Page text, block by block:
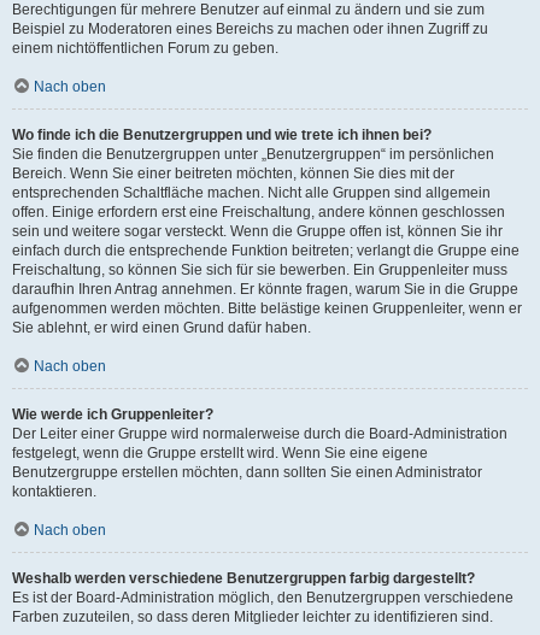
Berechtigungen für mehrere Benutzer auf einmal zu ändern und sie zum
Beispiel zu Moderatoren eines Bereichs zu machen oder ihnen Zugriff zu
einem nichtöffentlichen Forum zu geben.
Nach oben
Wo finde ich die Benutzergruppen und wie trete ich ihnen bei?
Sie finden die Benutzergruppen unter „Benutzergruppen“ im persönlichen
Bereich. Wenn Sie einer beitreten möchten, können Sie dies mit der
entsprechenden Schaltfläche machen. Nicht alle Gruppen sind allgemein
offen. Einige erfordern erst eine Freischaltung, andere können geschlossen
sein und weitere sogar versteckt. Wenn die Gruppe offen ist, können Sie ihr
einfach durch die entsprechende Funktion beitreten; verlangt die Gruppe eine
Freischaltung, so können Sie sich für sie bewerben. Ein Gruppenleiter muss
daraufhin Ihren Antrag annehmen. Er könnte fragen, warum Sie in die Gruppe
aufgenommen werden möchten. Bitte belästige keinen Gruppenleiter, wenn er
Sie ablehnt, er wird einen Grund dafür haben.
Nach oben
Wie werde ich Gruppenleiter?
Der Leiter einer Gruppe wird normalerweise durch die Board-Administration
festgelegt, wenn die Gruppe erstellt wird. Wenn Sie eine eigene
Benutzergruppe erstellen möchten, dann sollten Sie einen Administrator
kontaktieren.
Nach oben
Weshalb werden verschiedene Benutzergruppen farbig dargestellt?
Es ist der Board-Administration möglich, den Benutzergruppen verschiedene
Farben zuzuteilen, so dass deren Mitglieder leichter zu identifizieren sind.